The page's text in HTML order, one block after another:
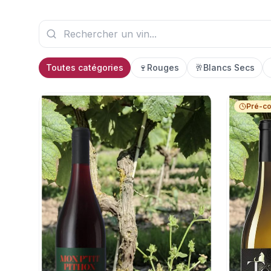
Toutes catégories 🍷 Rouges 🥂Blancs Secs
Pré-